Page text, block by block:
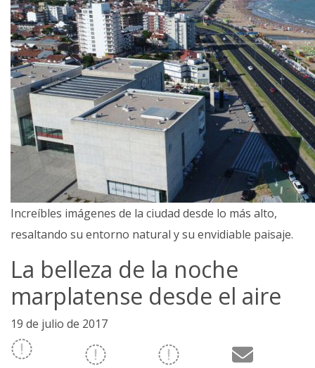
Increíbles imágenes de la ciudad desde lo más alto,
resaltando su entorno natural y su envidiable paisaje.
La belleza de la noche
marplatense desde el aire
19 de julio de 2017